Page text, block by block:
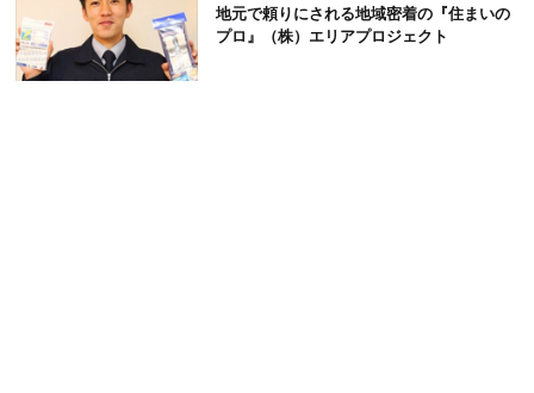
地元で頼りにされる地域密着の『住まいの
プロ』（株）エリアプロジェクト